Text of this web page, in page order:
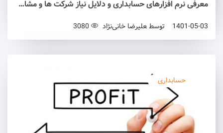
معرفی نرم ‌افزارهای حسابداری و دلایل نیاز شرکت ‌ها و مشاغل به آنها
1401-05-03 توسط علیرضا خانی‌نژاد
حسابداری